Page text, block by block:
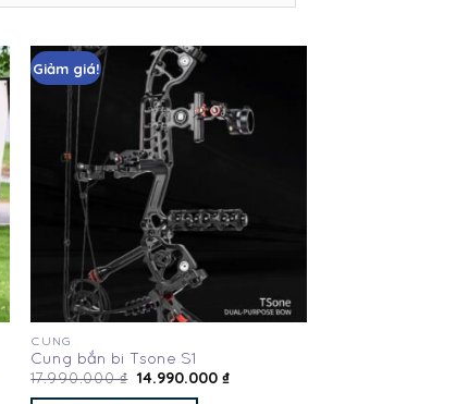
Giảm giá!
wishlist
CUNG
Cung bắn bi Tsone S1
17.990.000₫ 14.990.000 ₫